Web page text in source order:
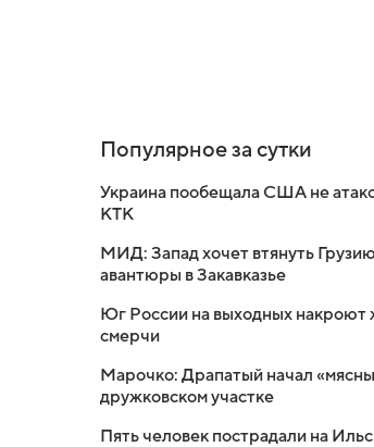
Популярное за сутки
Украина пообещала США не
КТК
МИД: Запад хочет втянуть
авантюры в Закавказье
Юг России на выходных накроют
смерчи
Марочко: Драпатый начал
дружковском участке
Пять человек пострадали на